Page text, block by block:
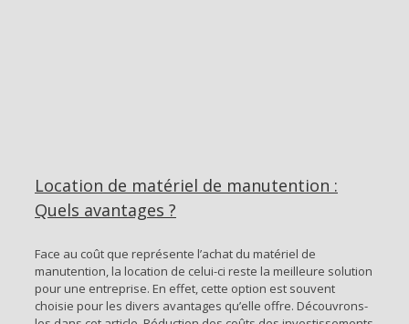
Location de matériel de manutention :
Quels avantages ?
Face au coût que représente l’achat du matériel de
manutention, la location de celui-ci reste la meilleure solution
pour une entreprise. En effet, cette option est souvent
choisie pour les divers avantages qu’elle offre. Découvrons-